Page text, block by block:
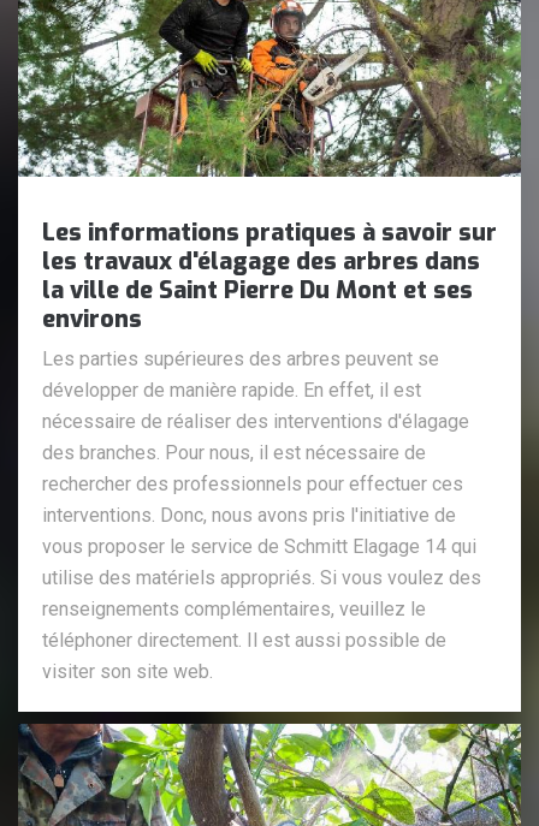
Les informations pratiques à savoir sur
les travaux d'élagage des arbres dans
la ville de Saint Pierre Du Mont et ses
environs
Les parties supérieures des arbres peuvent se
développer de manière rapide. En effet, il est
nécessaire de réaliser des interventions d'élagage
des branches. Pour nous, il est nécessaire de
rechercher des professionnels pour effectuer ces
interventions. Donc, nous avons pris l'initiative de
vous proposer le service de Schmitt Elagage 14 qui
utilise des matériels appropriés. Si vous voulez des
renseignements complémentaires, veuillez le
téléphoner directement. Il est aussi possible de
visiter son site web.